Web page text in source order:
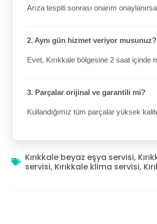
Arıza tespiti sonrası onarım
2. Aynı gün hizmet veriyor musunuz?
Evet, Kırıkkale bölgesine 2 saat içinde
3. Parçalar orijinal ve garantili mi?
Kullandığımız tüm parçalar yüksek
Kırıkkale beyaz eşya servisi,
servisi, Kırıkkale klima servisi,